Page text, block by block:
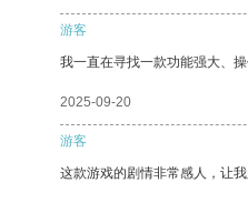
游客
我一直在寻找一款功能强大、
2025-09-20
游客
这款游戏的剧情非常感人，让我